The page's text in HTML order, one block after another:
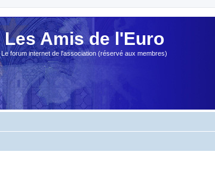
Les Amis de l'Euro
Le forum internet de l'association (réservé aux membres)